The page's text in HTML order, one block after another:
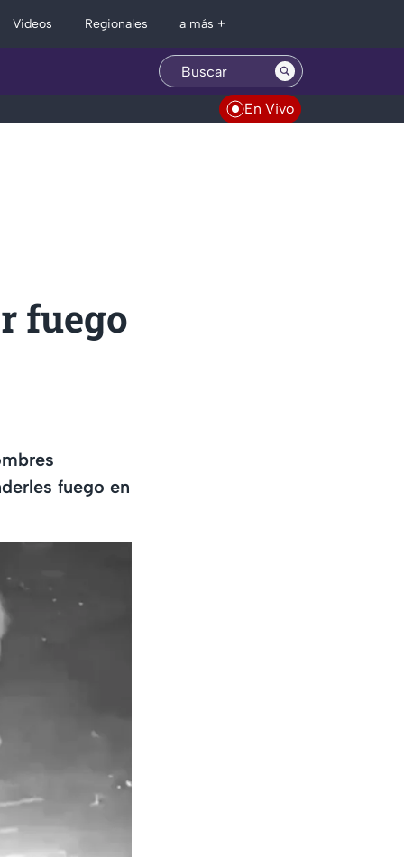
Videos Regionales a más +
En Vivo
fuego
fuego en